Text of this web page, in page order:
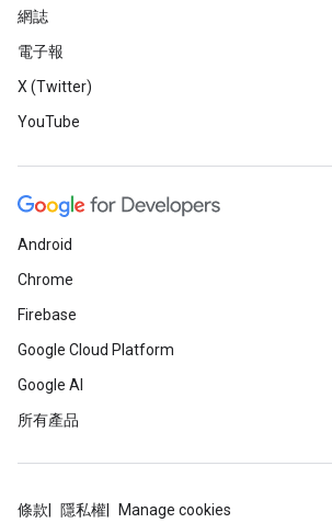
網誌
電子報
X (Twitter)
YouTube
Android
Chrome
Firebase
Google Cloud Platform
Google AI
所有產品
條款 隱私權 Manage cookies